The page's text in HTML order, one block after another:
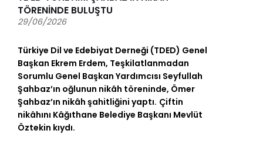
TÖRENİNDE BULUŞTU
29/06/2026
Türkiye Dil ve Edebiyat Derneği (TDED) Genel
Başkan Ekrem Erdem, Teşkilatlanmadan
Sorumlu Genel Başkan Yardımcısı Seyfullah
Şahbaz’ın oğlunun nikâh töreninde, Ömer
Şahbaz’ın nikâh şahitliğini yaptı. Çiftin
nikâhını Kâğıthane Belediye Başkanı Mevlüt
Öztekin kıydı.